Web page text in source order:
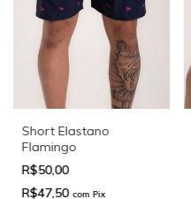
Short Elastano
Flamingo
R$50,00
R$47,50 com Pix